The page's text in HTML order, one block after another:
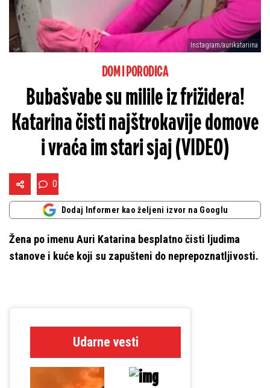
Instagram/aurikatariina
DOM I PORODICA
Bubašvabe su milile iz frižidera!
Katarina čisti najštrokavije domove
i vraća im stari sjaj (VIDEO)
0
Dodaj Informer kao željeni izvor na Googlu
Žena po imenu Auri Katarina besplatno čisti ljudima
stanove i kuće koji su zapušteni do neprepoznatljivosti.
Udarne vesti